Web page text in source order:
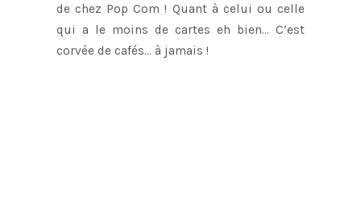
de chez Pop Com ! Quant à celui ou celle
qui a le moins de cartes eh bien… C’est
corvée de cafés… à jamais !